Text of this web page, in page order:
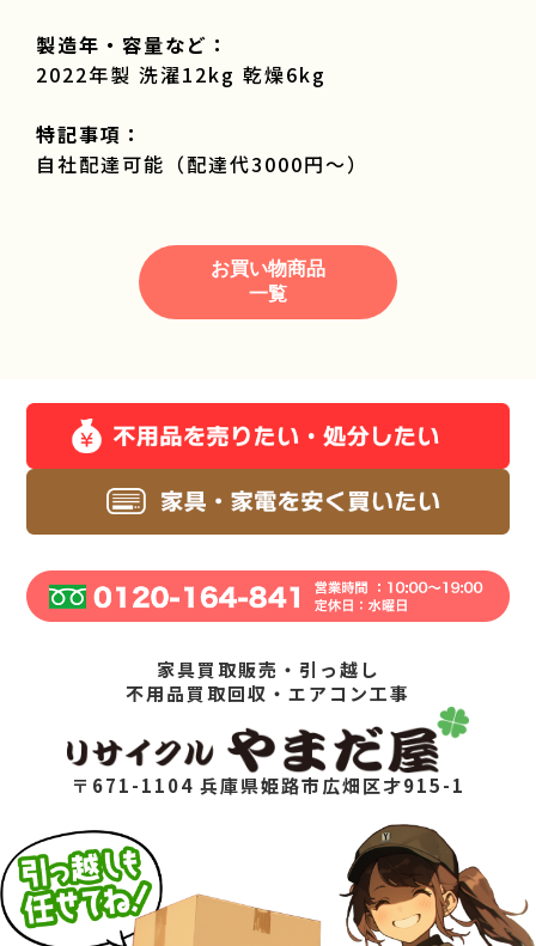
製造年・容量など：
2022年製 洗濯12kg 乾燥6kg
特記事項：
自社配達可能（配達代3000円～）
お買い物商品
一覧
家具買取販売・引っ越し
不用品買取回収・エアコン工事
〒671-1104 兵庫県姫路市広畑区才915-1